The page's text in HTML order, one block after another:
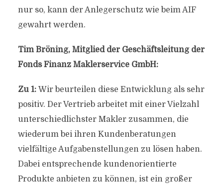
nur so, kann der Anlegerschutz wie beim AIF
gewahrt werden.
Tim Bröning, Mitglied der Geschäftsleitung der
Fonds Finanz Maklerservice GmbH:
Zu 1: Wir beurteilen diese Entwicklung als sehr
positiv. Der Vertrieb arbeitet mit einer Vielzahl
unterschiedlichster Makler zusammen, die
wiederum bei ihren Kundenberatungen
vielfältige Aufgabenstellungen zu lösen haben.
Dabei entsprechende kundenorientierte
Produkte anbieten zu können, ist ein großer